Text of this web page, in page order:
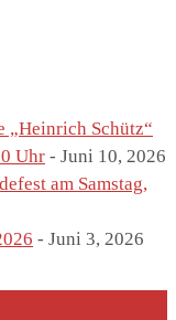
„Heinrich Schütz“
Uhr - Juni 10, 2026
am Samstag,
- Juni 3, 2026